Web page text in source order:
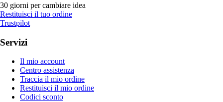
30 giorni per cambiare idea
Restituisci il tuo ordine
Trustpilot
Servizi
Il mio account
Centro assistenza
Traccia il mio ordine
Restituisci il mio ordine
Codici sconto